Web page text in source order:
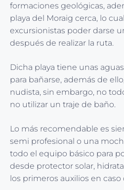
formaciones geológicas,
playa del Moraig cerca, lo
excursionistas poder darse
después de realizar la ruta.
Dicha playa tiene unas
para bañarse, además de
nudista, sin embargo, no
no utilizar un traje de baño.
Lo más recomendable es
semi profesional o una
todo el equipo básico para
desde protector solar,
los primeros auxilios en